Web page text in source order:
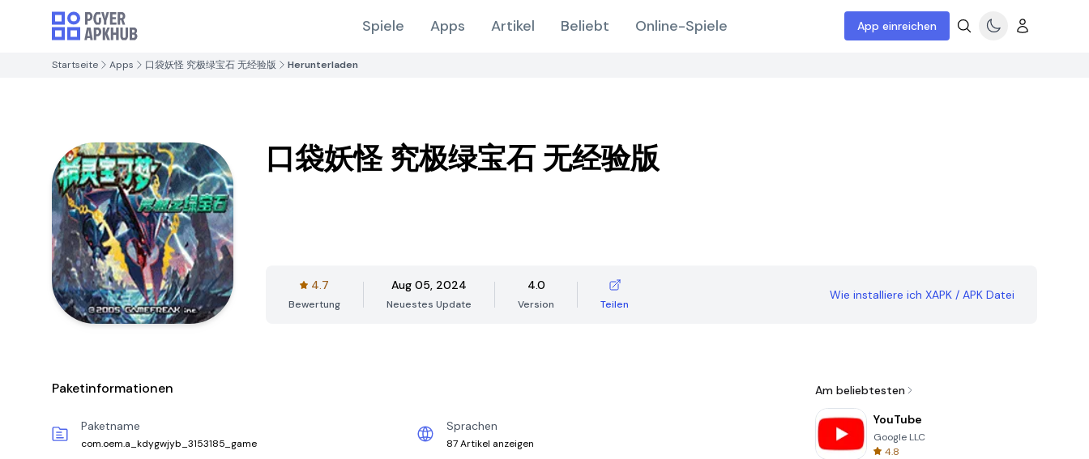
Spiele Apps Artikel Beliebt Online-Spiele App einreichen
Startseite Apps 口袋妖怪 究极绿宝石 无经验版 Herunterladen
口袋妖怪 究极绿宝石 无经验版
4.7
Bewertung
Aug 05, 2024
Neuestes Update
4.0
Version Teilen
Wie installiere ich XAPK / APK Datei
Paketinformationen
Paketname
com.oem.a_kdygwjyb_3153185_game
Sprachen
87 Artikel anzeigen
Am beliebtesten
YouTube
Google LLC
4.8